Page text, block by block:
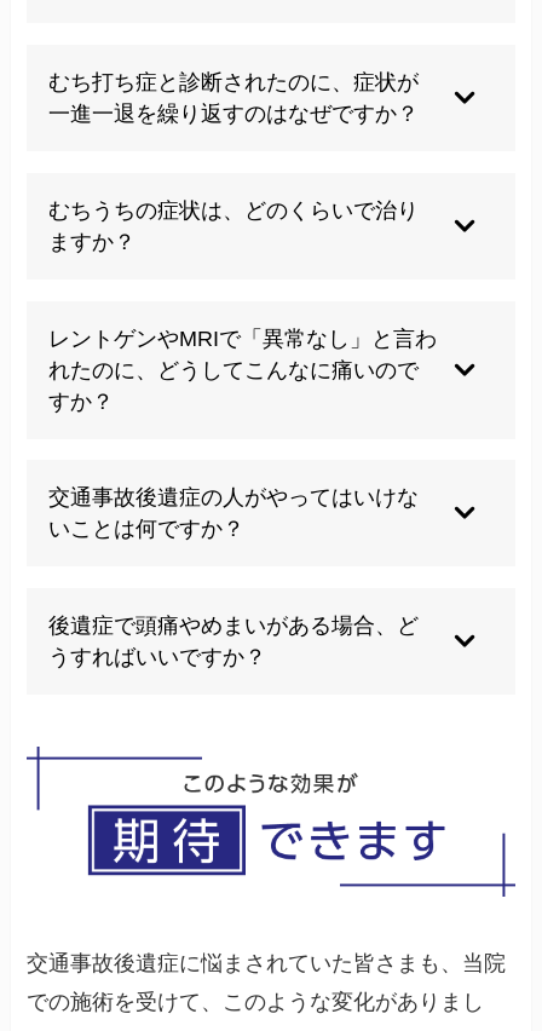
う。時間の経過とともに身体のゆがみや筋肉の緊
張はさらに悪化し、痛みが慢性化してしまうケー
スがほとんどです。早めの対処が重要です。
むち打ち症と診断されたのに、症状が
一進一退を繰り返すのはなぜですか？
乱れが改善されていないためです。その日の体調
や天候によって、症状が出たり引いたりすること
があります。
むちうちの症状は、どのくらいで治り
ますか？
一般的には数ヶ月〜半年ほどで改善が見られるこ
とが多いです。しかし、根本原因にアプローチし
ないと、痛みが長期化する可能性があります。
レントゲンやMRIで「異常なし」と言わ
れたのに、どうしてこんなに痛いので
すか？
ですが、筋肉や神経の微細な損傷、骨格のゆがみ
までは映りにくいことがあります。そのため、検
査で異常が見つからなくても、痛みや不調を感じ
交通事故後遺症の人がやってはいけな
いことは何ですか？
ッサージやストレッチを行うのは避けてくださ
い。自己判断で対処すると、かえって症状が悪化
する可能性があります。
後遺症で頭痛やめまいがある場合、ど
うすればいいですか？
が原因で起こることが多いです。首周りの血行を
良くし、ゆがみを整えることで改善が見込めま
す。自己判断でのマッサージは避け、専門家にご
相談ください。
交通事故後遺症に悩まされていた皆さまも、当院
での施術を受けて、このような変化がありまし